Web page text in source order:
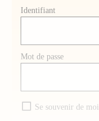
Identifiant
Mot de passe
Se souvenir de moi